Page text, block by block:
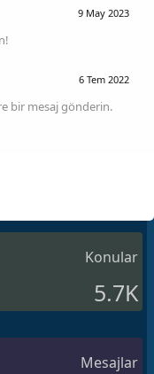
9 May 2023
6 Tem 2022
bir mesaj gönderin.
Konular
5.7K
Mesajlar